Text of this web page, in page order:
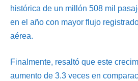
histórica de un millón 508 mil
en el año con mayor flujo
aérea.
Finalmente, resaltó que este
aumento de 3.3 veces en